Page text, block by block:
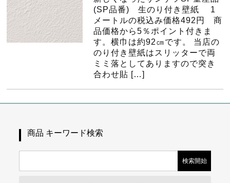
(SP品番) 生のり付き壁紙 1
メートルの税込み価格492円 商
品価格から5％ポイント付きま
す。横巾は約92㎝です。 当店の
のり付き壁紙はスリッターで両
ミミ落としてありますので突き
合わせ貼 […]
商品 キーワード検索